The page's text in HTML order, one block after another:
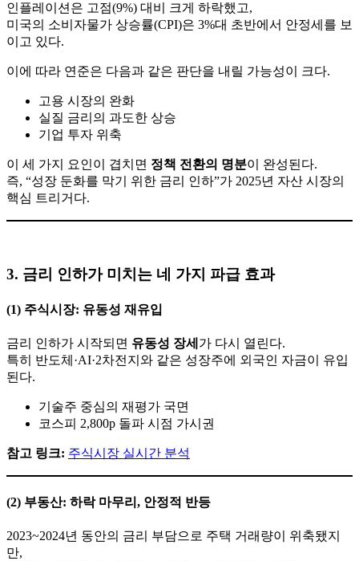
인플레이션은 고점(9%) 대비 크게 하락했고,
미국의 소비자물가 상승률(CPI)은 3%대 초반에서 안정세를 보
이고 있다.
이에 따라 연준은 다음과 같은 판단을 내릴 가능성이 크다.
고용 시장의 완화
실질 금리의 과도한 상승
기업 투자 위축
이 세 가지 요인이 겹치면 정책 전환의 명분이 완성된다.
즉, “성장 둔화를 막기 위한 금리 인하”가 2025년 자산 시장의
핵심 트리거다.
3. 금리 인하가 미치는 네 가지 파급 효과
(1) 주식시장: 유동성 재유입
금리 인하가 시작되면 유동성 장세 가 다시 열린다.
특히 반도체·AI·2차전지와 같은 성장주에 외국인 자금이 유입
된다.
기술주 중심의 재평가 국면
코스피 2,800p 돌파 시점 가시권
참고 링크: 주식시장 실시간 분석
(2) 부동산: 하락 마무리, 안정적 반등
2023~2024년 동안의 금리 부담으로 주택 거래량이 위축됐지
만,